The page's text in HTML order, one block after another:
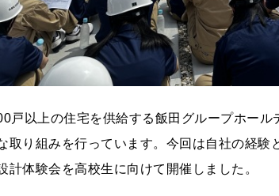
戸以上の住宅を供給する飯田グループホー
取り組みを行っています。今回は自社の経
計体験会を高校生に向けて開催しました。